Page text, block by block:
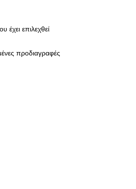
έχει επιλεχθεί
προδιαγραφές